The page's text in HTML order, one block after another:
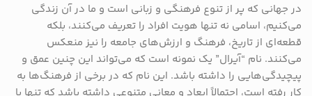
در جهانی که پر از تنوع فرهنگی و زبانی است و ما در آن زندگی
می‌کنیم، اسامی نه تنها هویت افراد را تعریف می‌کنند، بلکه
قطعه‌ای از تاریخ، فرهنگ و ارزش‌های جامعه را نیز منعکس
می‌کنند. نام “آیرال” یک نمونه است که می‌تواند این چنین عمق و
پیچیدگی‌هایی را داشته باشد. این نام که در برخی از فرهنگ‌ها به
کار رفته است، احتمالاً ابعاد و معانی متنوعی داشته باشد که تنها با